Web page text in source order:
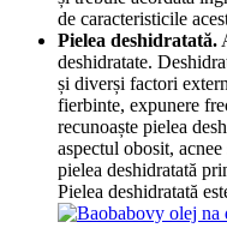
de caracteristicile
Pielea deshidratată.
deshidratate.
și diverși factori
fierbinte, expunere
recunoaște pielea
aspectul obosit,
pielea deshidratată
Pielea deshidratată